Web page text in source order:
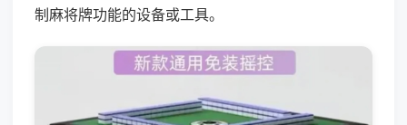
制麻将牌功能的设备或工具。